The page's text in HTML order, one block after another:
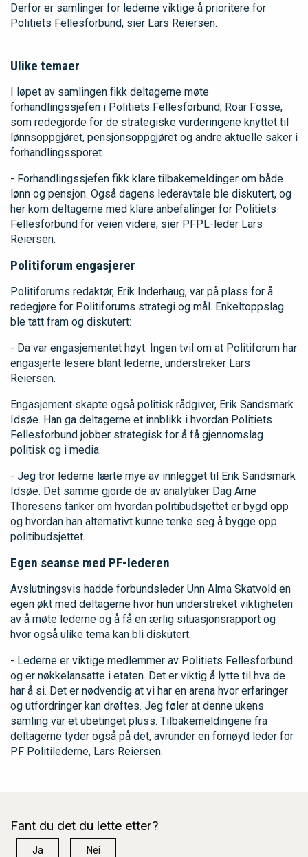
Derfor er samlinger for lederne viktige å prioritere for
Politiets Fellesforbund, sier Lars Reiersen.
Ulike temaer
I løpet av samlingen fikk deltagerne møte
forhandlingssjefen i Politiets Fellesforbund, Roar Fosse,
som redegjorde for de strategiske vurderingene knyttet til
lønnsoppgjøret, pensjonsoppgjøret og andre aktuelle saker i
forhandlingssporet.
- Forhandlingssjefen fikk klare tilbakemeldinger om både
lønn og pensjon. Også dagens lederavtale ble diskutert, og
her kom deltagerne med klare anbefalinger for Politiets
Fellesforbund for veien videre, sier PFPL-leder Lars
Reiersen.
Politiforum engasjerer
Politiforums redaktør, Erik Inderhaug, var på plass for å
redegjøre for Politiforums strategi og mål. Enkeltoppslag
ble tatt fram og diskutert:
- Da var engasjementet høyt. Ingen tvil om at Politiforum har
engasjerte lesere blant lederne, understreker Lars
Reiersen.
Engasjement skapte også politisk rådgiver, Erik Sandsmark
Idsøe. Han ga deltagerne et innblikk i hvordan Politiets
Fellesforbund jobber strategisk for å få gjennomslag
politisk og i media.
- Jeg tror lederne lærte mye av innlegget til Erik Sandsmark
Idsøe. Det samme gjorde de av analytiker Dag Arne
Thoresens tanker om hvordan politibudsjettet er bygd opp
og hvordan han alternativt kunne tenke seg å bygge opp
politibudsjettet.
Egen seanse med PF-lederen
Avslutningsvis hadde forbundsleder Unn Alma Skatvold en
egen økt med deltagerne hvor hun understreket viktigheten
av å møte lederne og å få en ærlig situasjonsrapport og
hvor også ulike tema kan bli diskutert.
- Lederne er viktige medlemmer av Politiets Fellesforbund
og er nøkkelansatte i etaten. Det er viktig å lytte til hva de
har å si. Det er nødvendig at vi har en arena hvor erfaringer
og utfordringer kan drøftes. Jeg føler at denne ukens
samling var et ubetinget pluss. Tilbakemeldingene fra
deltagerne tyder også på det, avrunder en fornøyd leder for
PF Politilederne, Lars Reiersen.
Fant du det du lette etter?
Ja Nei